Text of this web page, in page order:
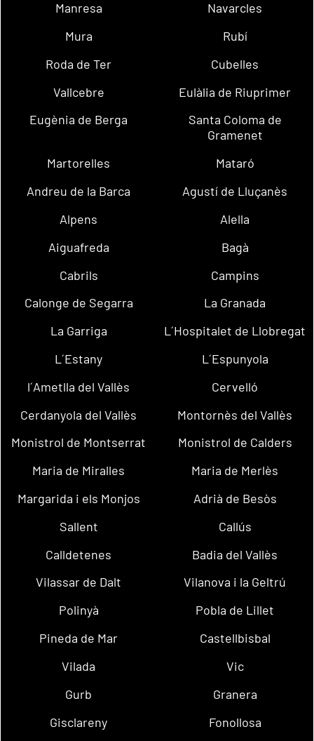
Manresa
Navarcles
Mura
Rubí
Roda de Ter
Cubelles
Vallcebre
Eulàlia de Riuprimer
Eugènia de Berga
Santa Coloma de
Gramenet
Martorelles
Mataró
Andreu de la Barca
Agustí de Lluçanès
Alpens
Alella
Aiguafreda
Bagà
Cabrils
Campins
Calonge de Segarra
La Granada
La Garriga
L´Hospitalet de Llobregat
L´Estany
L´Espunyola
l´Ametlla del Vallès
Cervelló
Cerdanyola del Vallès
Montornès del Vallès
Monistrol de Montserrat
Monistrol de Calders
Maria de Miralles
Maria de Merlès
Margarida i els Monjos
Adrià de Besòs
Sallent
Callús
Calldetenes
Badia del Vallès
Vilassar de Dalt
Vilanova i la Geltrú
Polinyà
Pobla de Lillet
Pineda de Mar
Castellbisbal
Vilada
Vic
Gurb
Granera
Gisclareny
Fonollosa